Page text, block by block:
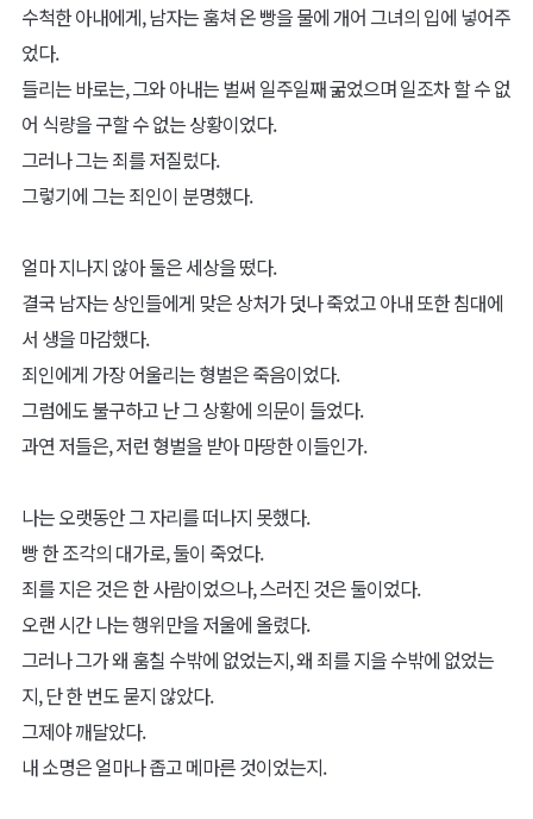
수척한 아내에게, 남자는 훔쳐 온 빵을 물에 개어 그녀의 입에 넣어주
었다.
들리는 바로는, 그와 아내는 벌써 일주일째 굶었으며 일조차 할 수 없
어 식량을 구할 수 없는 상황이었다.
그러나 그는 죄를 저질렀다.
그렇기에 그는 죄인이 분명했다.
얼마 지나지 않아 둘은 세상을 떴다.
결국 남자는 상인들에게 맞은 상처가 덧나 죽었고 아내 또한 침대에
서 생을 마감했다.
죄인에게 가장 어울리는 형벌은 죽음이었다.
그럼에도 불구하고 난 그 상황에 의문이 들었다.
과연 저들은, 저런 형벌을 받아 마땅한 이들인가.
나는 오랫동안 그 자리를 떠나지 못했다.
빵 한 조각의 대가로, 둘이 죽었다.
죄를 지은 것은 한 사람이었으나, 스러진 것은 둘이었다.
오랜 시간 나는 행위만을 저울에 올렸다.
그러나 그가 왜 훔칠 수밖에 없었는지, 왜 죄를 지을 수밖에 없었는
지, 단 한 번도 묻지 않았다.
그제야 깨달았다.
내 소명은 얼마나 좁고 메마른 것이었는지.